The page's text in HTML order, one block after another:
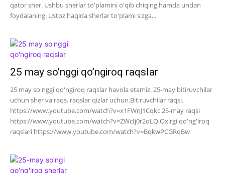
qator sher. Ushbu sherlar to'plamini o'qib chiqing hamda undan
foydalaning. Ustoz haqida sherlar to'plami sizga...
25 may so’nggi qo’ngiroq raqslar
25 may so'nggi qo'ngiroq raqslar havola etamiz. 25-may bitiruvchilar
uchun sher va raqs. raqslar qizlar uchun.Bitiruvchilar raqsi.
https://www.youtube.com/watch?v=x1FWnJ1Cqkc 25-may raqsi
https://www.youtube.com/watch?v=ZWcIj0r2oLQ Oxirgi qo'ng'iroq
raqslari https://www.youtube.com/watch?v=BqkwPCGRqBw